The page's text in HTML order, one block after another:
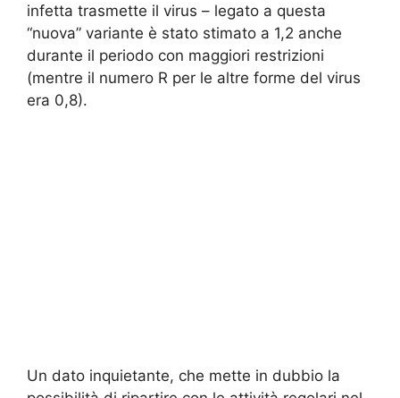
infetta trasmette il virus – legato a questa
“nuova” variante è stato stimato a 1,2 anche
durante il periodo con maggiori restrizioni
(mentre il numero R per le altre forme del virus
era 0,8).
Un dato inquietante, che mette in dubbio la